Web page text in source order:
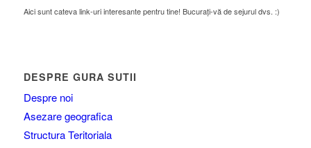
Aici sunt cateva link-uri interesante pentru tine! Bucurați-vă de sejurul dvs. :)
DESPRE GURA SUTII
Despre noi
Asezare geografica
Structura Teritoriala